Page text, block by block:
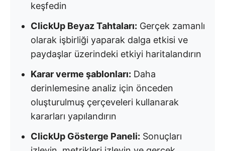
keşfedin
ClickUp Beyaz Tahtaları: Gerçek zamanlı
olarak işbirliği yaparak dalga etkisi ve
paydaşlar üzerindeki etkiyi haritalandırın
Karar verme şablonları: Daha
derinlemesine analiz için önceden
oluşturulmuş çerçeveleri kullanarak
kararları yapılandırın
ClickUp Gösterge Paneli: Sonuçları